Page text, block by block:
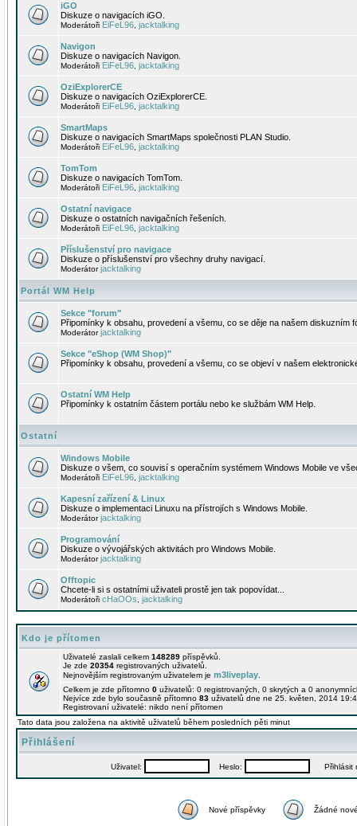
iGO
Diskuze o navigacích iGO.
Moderátoři EiFeL96 jacktalking
Navigon
Diskuze o navigacích Navigon.
Moderátoři EiFeL96 jacktalking
OziExplorerCE
Diskuze o navigacích OziExplorerCE.
Moderátoři EiFeL96 jacktalking
SmartMaps
Diskuze o navigacích SmartMaps společnosti PLAN Studio.
Moderátoři EiFeL96 jacktalking
TomTom
Diskuze o navigacích TomTom.
Moderátoři EiFeL96 jacktalking
Ostatní navigace
Diskuze o ostatních navigačních řešeních.
Moderátoři EiFeL96 jacktalking
Příslušenství pro navigace
Diskuze o příslušenství pro všechny druhy navigací.
Moderátorjacktalking
Portál WM Help
Sekce "forum"
Připomínky k obsahu, provedení a všemu, co se děje na našem diskuzním
Moderátorjacktalking
Sekce "eShop (WM Shop)"
Připomínky k obsahu, provedení a všemu, co se objeví v našem
Ostatní WM Help
Připomínky k ostatním částem portálu nebo ke službám WM Help.
Ostatní
Windows Mobile
Diskuze o všem, co souvisí s operačním systémem Windows Mobile ve
Moderátoři EiFeL96 jacktalking
Kapesní zařízení & Linux
Diskuze o implementaci Linuxu na přístrojích s Windows Mobile.
Moderátorjacktalking
Programování
Diskuze o vývojářských aktivitách pro Windows Mobile.
Moderátorjacktalking
Offtopic
Chcete-li si s ostatními uživateli prostě jen tak popovídat...
Moderátoři cHaOOs jacktalking
Kdo je přítomen
Uživatelé zaslali celkem 148289 příspěvků.
Je zde 20354 registrovaných uživatelů.
Nejnovějším registrovaným uživatelem je m3liveplay
Celkem je zde přítomno 0 uživatelů: 0 registrovaných, 0 skrytých a 0
Nejvíce zde bylo současně přítomno 83 uživatelů dne ne 25. květen, 2014
Registrovaní uživatelé: nikdo není přítomen
Tato data jsou založena na aktivitě uživatelů během posledních pěti minut
Přihlášení
Uživatel: Heslo: Přihlásit
Nové příspěvky Žádné